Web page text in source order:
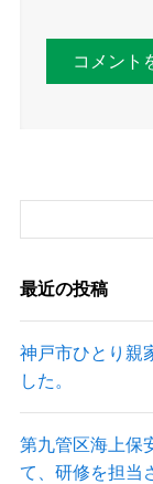
最近の投稿
神戸市ひとり親
した。
第九管区海上保
て、研修を担当